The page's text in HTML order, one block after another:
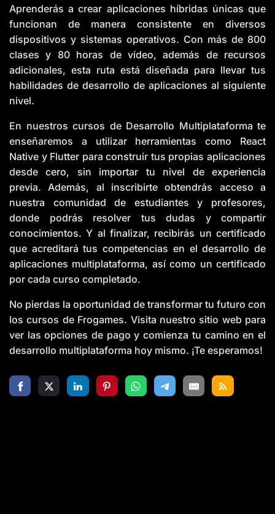
Aprenderás a crear aplicaciones híbridas únicas que
funcionan de manera consistente en diversos
dispositivos y sistemas operativos. Con más de 800
clases y 80 horas de vídeo, además de recursos
adicionales, esta ruta está diseñada para llevar tus
habilidades de desarrollo de aplicaciones al siguiente
nivel.
En nuestros cursos de Desarrollo Multiplataforma te
enseñaremos a utilizar herramientas como React
Native y Flutter para construir tus propias aplicaciones
desde cero, sin importar tu nivel de experiencia
previa. Además, al inscribirte obtendrás acceso a
nuestra comunidad de estudiantes y profesores,
donde podrás resolver tus dudas y compartir
conocimientos. Y al finalizar, recibirás un certificado
que acreditará tus competencias en el desarrollo de
aplicaciones multiplataforma, así como un certificado
por cada curso completado.
No pierdas la oportunidad de transformar tu futuro con
los cursos de Frogames. Visita nuestro sitio web para
ver las opciones de pago y comienza tu camino en el
desarrollo multiplataforma hoy mismo. ¡Te esperamos!